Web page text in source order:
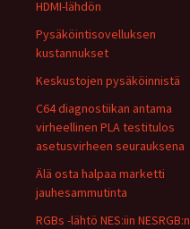
HDMI-lähdön
Pysäköintisovelluksen
kustannukset
Keskustojen pysäköinnistä
C64 diagnostiikan antama
virheellinen PLA testitulos
asetusvirheen seurauksena
Älä osta halpaa marketti
jauhesammutinta
RGBs -lähtö NES:iin NESRGB:n